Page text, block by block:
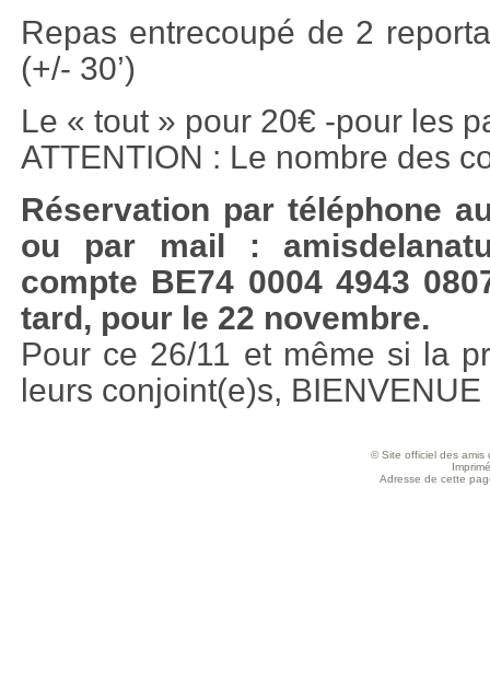
Repas entrecoupé de 2
(+/- 30’)
Le « tout » pour 20€ -pour les
ATTENTION : Le nombre des
Réservation par téléphone
ou par mail :
compte BE74 0004 4943
tard, pour le 22 novembre.
Pour ce 26/11 et même si la
leurs conjoint(e)s,
© Site officiel des amis
Adresse de cette